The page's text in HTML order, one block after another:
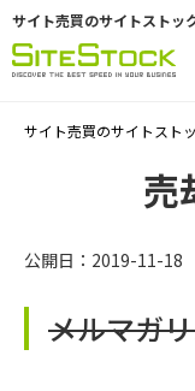
サイト売買のサイトストッ
サイト売買のサイトスト
売
公開日：2019-11-18
メルマガ